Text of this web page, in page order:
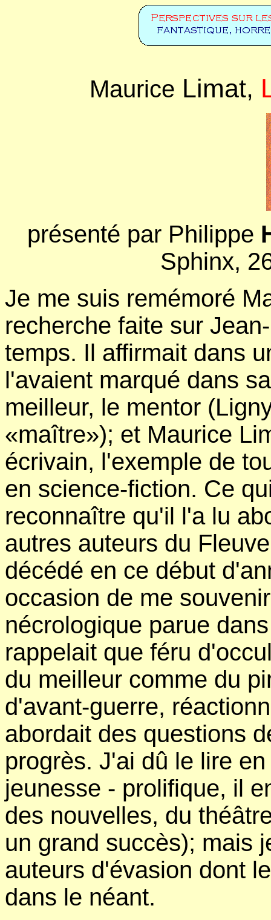
Maurice Limat,
présenté par Philippe
Sphinx,
Je me suis remémoré
recherche faite sur
temps. Il affirmait dans
l'avaient marqué dans
meilleur, le mentor
«maître»); et Maurice
écrivain, l'exemple de
en science-fiction. Ce
reconnaître qu'il l'a lu
autres auteurs du
décédé en ce début
occasion de me
nécrologique parue
rappelait que féru
du meilleur comme du
d'avant-guerre,
abordait des questions
progrès. J'ai dû le lire
jeunesse - prolifique, il
des nouvelles, du
un grand succès); mais
auteurs d'évasion dont
dans le néant.